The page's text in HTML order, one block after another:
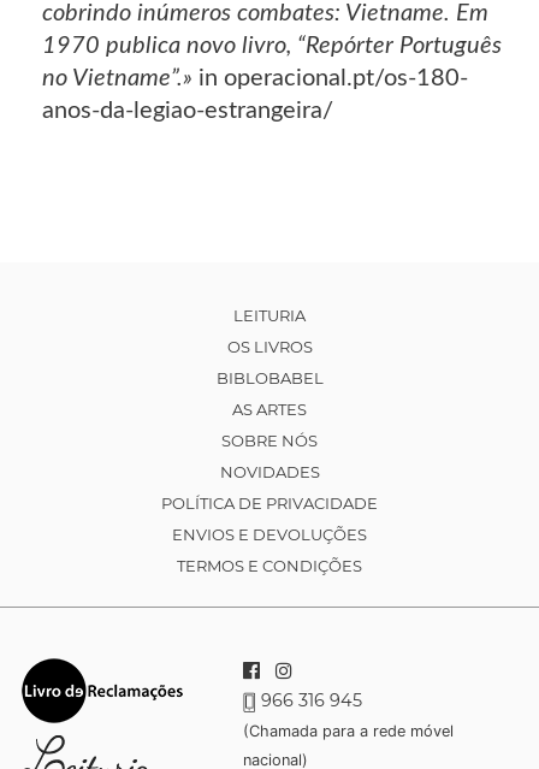
cobrindo inúmeros combates: Vietname. Em
1970 publica novo livro, “Repórter Português
no Vietname”.» in operacional.pt/os-180-
anos-da-legiao-estrangeira/
LEITURIA
OS LIVROS
BIBLOBABEL
AS ARTES
SOBRE NÓS
NOVIDADES
POLÍTICA DE PRIVACIDADE
ENVIOS E DEVOLUÇÕES
TERMOS E CONDIÇÕES
966 316 945
(Chamada para a rede móvel
nacional)